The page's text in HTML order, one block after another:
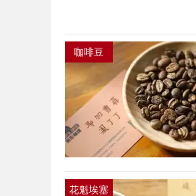
咖啡豆
花魁埃塞